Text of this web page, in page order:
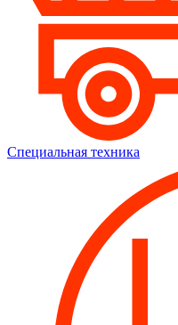
Специальная техника